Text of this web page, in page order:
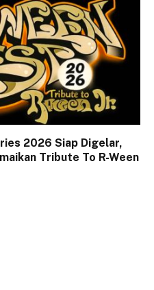
2026 Siap Digelar,
Tribute To R-Ween